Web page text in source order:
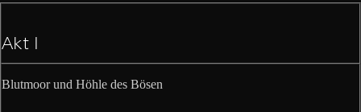
Akt I
Blutmoor und Höhle des Bösen